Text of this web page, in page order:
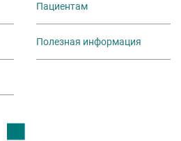
Пациентам
Полезная информация